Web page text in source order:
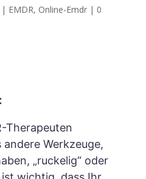
EMDR, Online-Emdr| 0
Therapeuten
Werkzeuge,
„ruckelig“ oder